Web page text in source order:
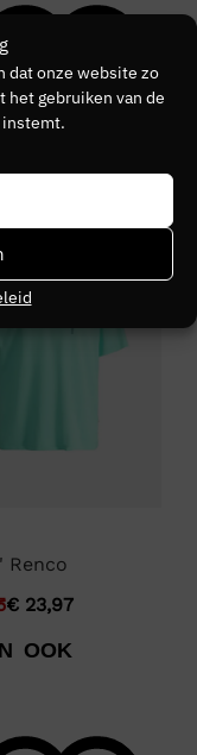
dat onze website zo
het gebruiken van de
instemt.
Renco
€ 23,97
OOK